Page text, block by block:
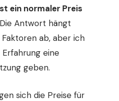
ein normaler Preis
Die Antwort hängt
ab, aber ich
eine
geben.
sich die Preise für